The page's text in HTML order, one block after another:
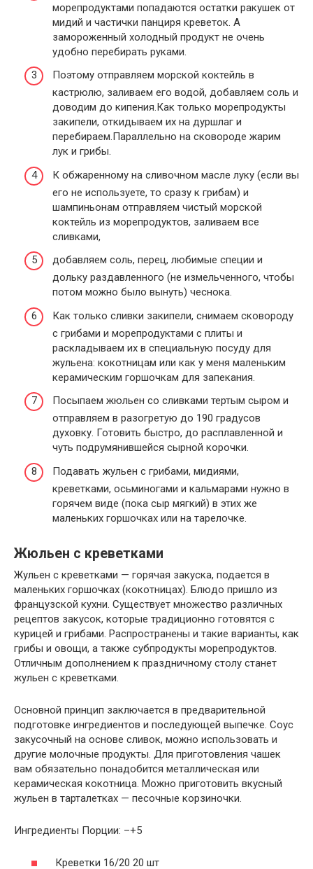
морепродуктами попадаются остатки ракушек от
мидий и частички панциря креветок. А
замороженный холодный продукт не очень
удобно перебирать руками.
Поэтому отправляем морской коктейль в
кастрюлю, заливаем его водой, добавляем соль и
доводим до кипения.Как только морепродукты
закипели, откидываем их на дуршлаг и
перебираем.Параллельно на сковороде жарим
лук и грибы.
К обжаренному на сливочном масле луку (если вы
его не используете, то сразу к грибам) и
шампиньонам отправляем чистый морской
коктейль из морепродуктов, заливаем все
сливками,
добавляем соль, перец, любимые специи и
дольку раздавленного (не измельченного, чтобы
потом можно было вынуть) чеснока.
Как только сливки закипели, снимаем сковороду
с грибами и морепродуктами с плиты и
раскладываем их в специальную посуду для
жульена: кокотницам или как у меня маленьким
керамическим горшочкам для запекания.
Посыпаем жюльен со сливками тертым сыром и
отправляем в разогретую до 190 градусов
духовку. Готовить быстро, до расплавленной и
чуть подрумянившейся сырной корочки.
Подавать жульен с грибами, мидиями,
креветками, осьминогами и кальмарами нужно в
горячем виде (пока сыр мягкий) в этих же
маленьких горшочках или на тарелочке.
Жюльен с креветками
Жульен с креветками — горячая закуска, подается в
маленьких горшочках (кокотницах). Блюдо пришло из
французской кухни. Существует множество различных
рецептов закусок, которые традиционно готовятся с
курицей и грибами. Распространены и такие варианты, как
грибы и овощи, а также субпродукты морепродуктов.
Отличным дополнением к праздничному столу станет
жульен с креветками.
Основной принцип заключается в предварительной
подготовке ингредиентов и последующей выпечке. Соус
закусочный на основе сливок, можно использовать и
другие молочные продукты. Для приготовления чашек
вам обязательно понадобится металлическая или
керамическая кокотница. Можно приготовить вкусный
жульен в тарталетках — песочные корзиночки.
Ингредиенты Порции: –+5
Креветки 16/20 20 шт